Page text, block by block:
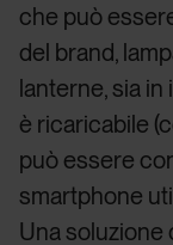
che può
del brand,
lanterne, sia
è ricaricabile
può essere
smartphone
Una soluzione